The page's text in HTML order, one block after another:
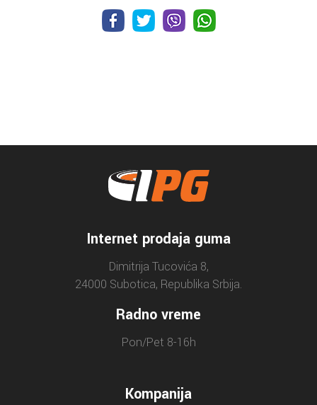
Internet prodaja guma
Dimitrija Tucovića 8,
24000 Subotica, Republika Srbija.
Radno vreme
Pon/Pet 8-16h
Kompanija